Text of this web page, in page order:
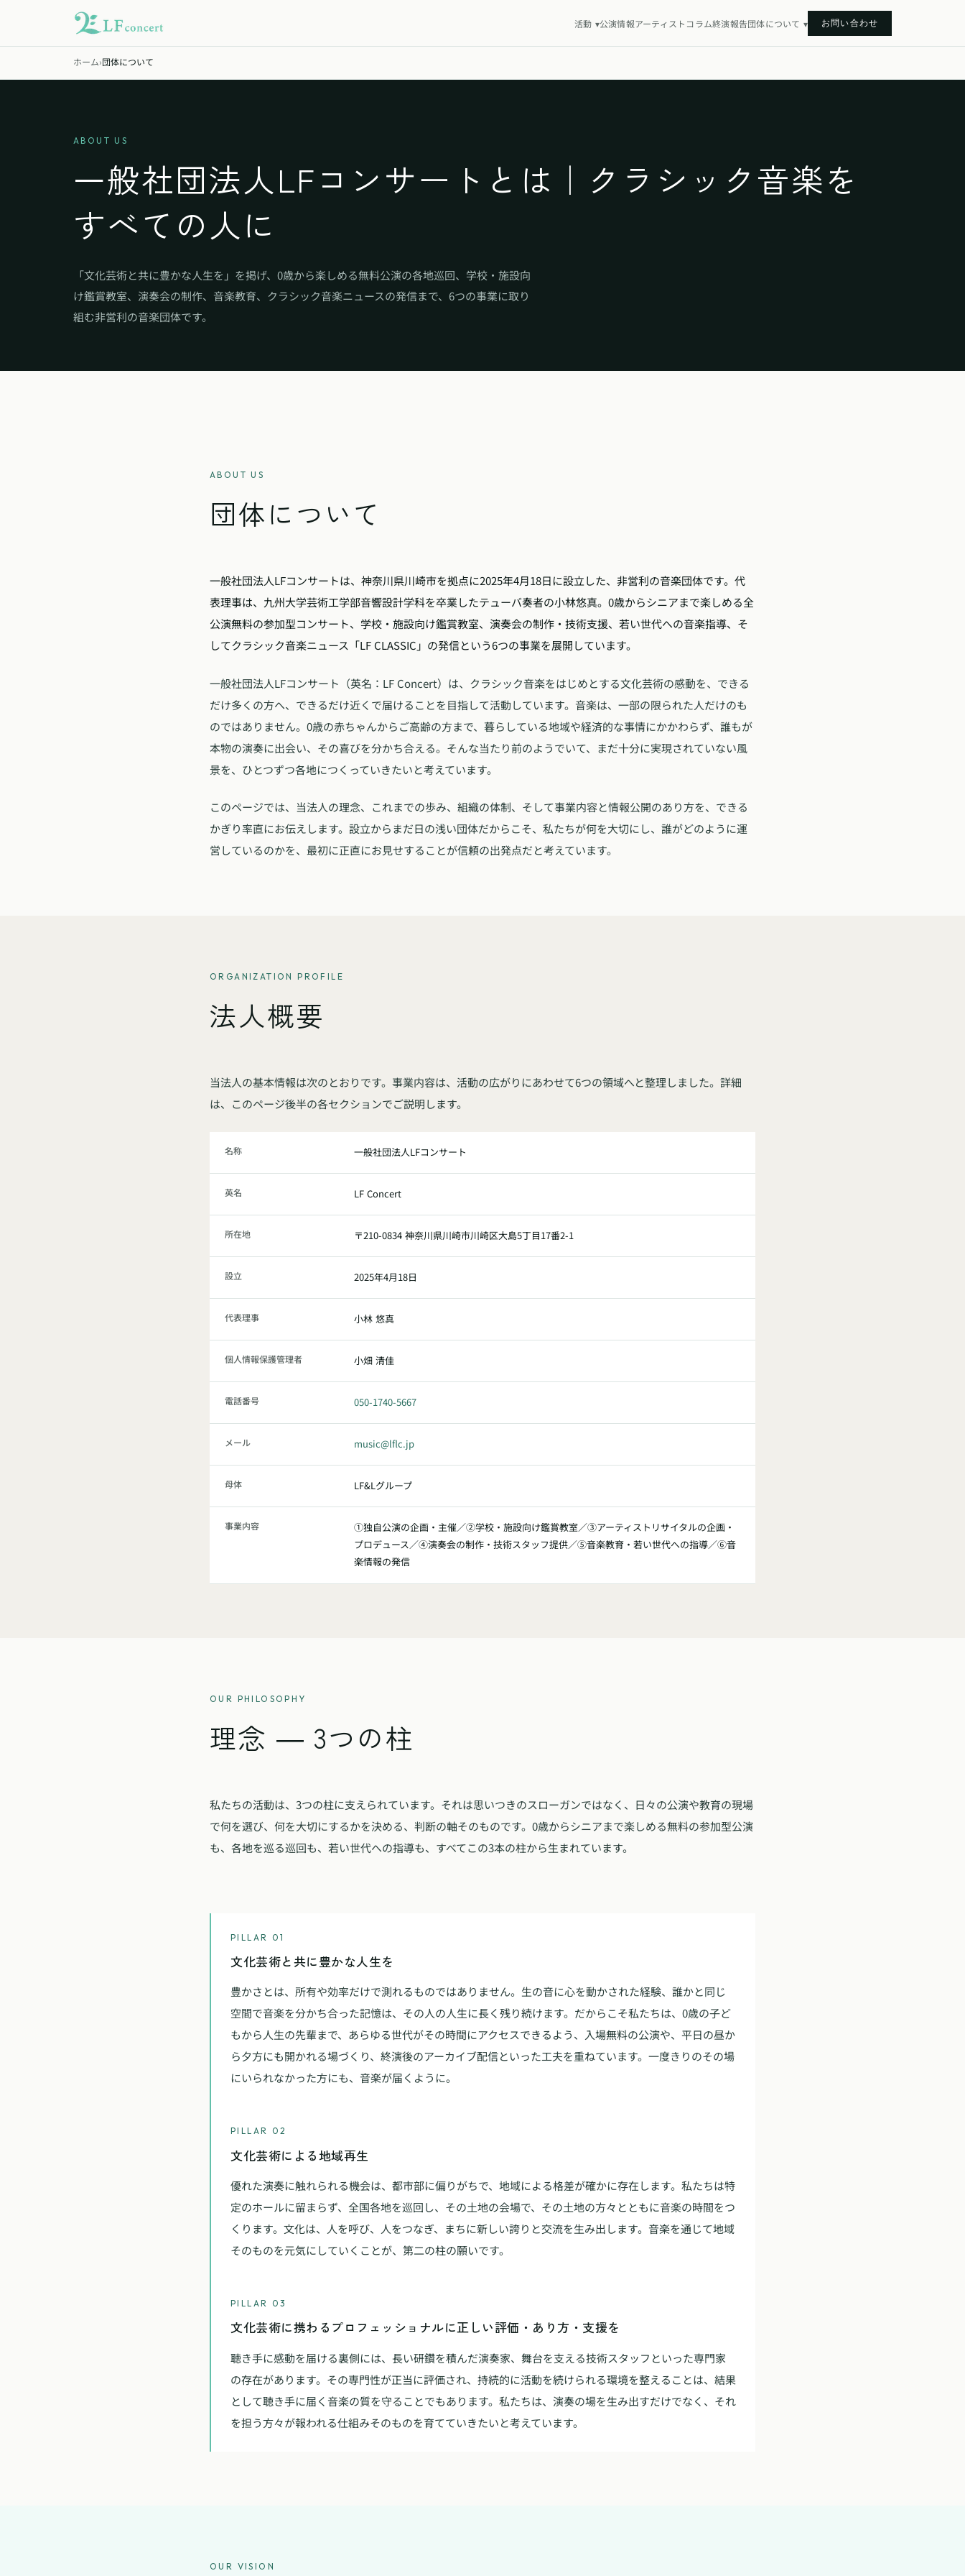
活動 ▾公演情報アーティスト コラム終演報告団体について ▾ お問い合わせ
ホーム›団体について
ABOUT US
一般社団法人LFコンサートとは｜クラシック音楽を
すべての人に
「文化芸術と共に豊かな人生を」を掲げ、0歳から楽しめる無料公演の各地巡回、学校・施設向
け鑑賞教室、演奏会の制作、音楽教育、クラシック音楽ニュースの発信まで、6つの事業に取り
組む非営利の音楽団体です。
ABOUT US
団体について
一般社団法人LFコンサートは、神奈川県川崎市を拠点に2025年4月18日に設立した、非営利の音楽団体です。代
表理事は、九州大学芸術工学部音響設計学科を卒業したテューバ奏者の小林悠真。0歳からシニアまで楽しめる全
公演無料の参加型コンサート、学校・施設向け鑑賞教室、演奏会の制作・技術支援、若い世代への音楽指導、そ
してクラシック音楽ニュース「LF CLASSIC」の発信という6つの事業を展開しています。
一般社団法人LFコンサート（英名：LF Concert）は、クラシック音楽をはじめとする文化芸術の感動を、できる
だけ多くの方へ、できるだけ近くで届けることを目指して活動しています。音楽は、一部の限られた人だけのも
のではありません。0歳の赤ちゃんからご高齢の方まで、暮らしている地域や経済的な事情にかかわらず、誰もが
本物の演奏に出会い、その喜びを分かち合える。そんな当たり前のようでいて、まだ十分に実現されていない風
景を、ひとつずつ各地につくっていきたいと考えています。
このページでは、当法人の理念、これまでの歩み、組織の体制、そして事業内容と情報公開のあり方を、できる
かぎり率直にお伝えします。設立からまだ日の浅い団体だからこそ、私たちが何を大切にし、誰がどのように運
営しているのかを、最初に正直にお見せすることが信頼の出発点だと考えています。
ORGANIZATION PROFILE
法人概要
当法人の基本情報は次のとおりです。事業内容は、活動の広がりにあわせて6つの領域へと整理しました。詳細
は、このページ後半の各セクションでご説明します。
名称 一般社団法人LFコンサート
英名 LF Concert
所在地 〒210-0834 神奈川県川崎市川崎区大島5丁目17番2-1
設立 2025年4月18日
代表理事 小林 悠真
個人情報保護管理者 小畑 清佳
電話番号 050-1740-5667
メール music@lflc.jp
母体 LF&Lグループ
事業内容
①独自公演の企画・主催／②学校・施設向け鑑賞教室／③アーティストリサイタルの企画・
プロデュース／④演奏会の制作・技術スタッフ提供／⑤音楽教育・若い世代への指導／⑥音
楽情報の発信
OUR PHILOSOPHY
理念 ― 3つの柱
私たちの活動は、3つの柱に支えられています。それは思いつきのスローガンではなく、日々の公演や教育の現場
で何を選び、何を大切にするかを決める、判断の軸そのものです。0歳からシニアまで楽しめる無料の参加型公演
も、各地を巡る巡回も、若い世代への指導も、すべてこの3本の柱から生まれています。
PILLAR 01
文化芸術と共に豊かな人生を
豊かさとは、所有や効率だけで測れるものではありません。生の音に心を動かされた経験、誰かと同じ
空間で音楽を分かち合った記憶は、その人の人生に長く残り続けます。だからこそ私たちは、0歳の子ど
もから人生の先輩まで、あらゆる世代がその時間にアクセスできるよう、入場無料の公演や、平日の昼か
ら夕方にも開かれる場づくり、終演後のアーカイブ配信といった工夫を重ねています。一度きりのその場
にいられなかった方にも、音楽が届くように。
PILLAR 02
文化芸術による地域再生
優れた演奏に触れられる機会は、都市部に偏りがちで、地域による格差が確かに存在します。私たちは特
定のホールに留まらず、全国各地を巡回し、その土地の会場で、その土地の方々とともに音楽の時間をつ
くります。文化は、人を呼び、人をつなぎ、まちに新しい誇りと交流を生み出します。音楽を通じて地域
そのものを元気にしていくことが、第二の柱の願いです。
PILLAR 03
文化芸術に携わるプロフェッショナルに正しい評価・あり方・支援を
聴き手に感動を届ける裏側には、長い研鑽を積んだ演奏家、舞台を支える技術スタッフといった専門家
の存在があります。その専門性が正当に評価され、持続的に活動を続けられる環境を整えることは、結果
として聴き手に届く音楽の質を守ることでもあります。私たちは、演奏の場を生み出すだけでなく、それ
を担う方々が報われる仕組みそのものを育てていきたいと考えています。
OUR VISION